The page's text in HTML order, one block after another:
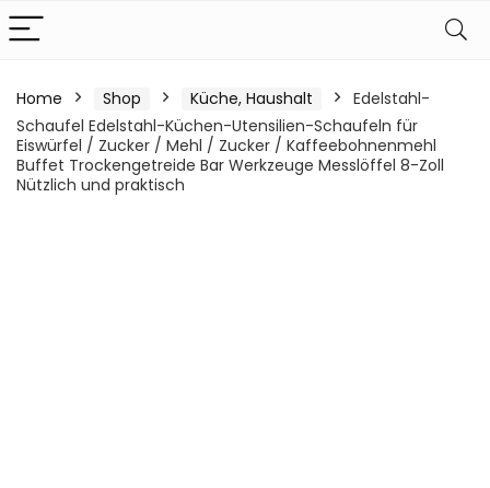
Home Shop Küche, Haushalt
Edelstahl-
Schaufel Edelstahl-Küchen-Utensilien-Schaufeln für
Eiswürfel / Zucker / Mehl / Zucker / Kaffeebohnenmehl
Buffet Trockengetreide Bar Werkzeuge Messlöffel 8-Zoll
Nützlich und praktisch